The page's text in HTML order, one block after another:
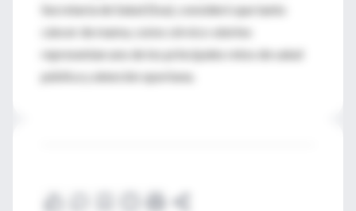
Secretaría de Salud (Ssa), consideró que tanto
cáncer de mama, como cérvico-uterino
representan uno de los principales retos de salud
pública y atención oportuna.